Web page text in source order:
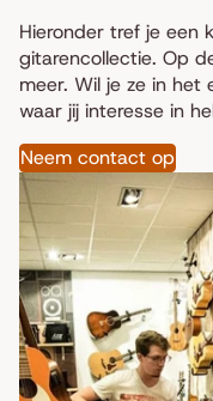
Hieronder tref je een
gitarencollectie. Op
meer. Wil je ze in
waar jij interesse in
Neem contact op